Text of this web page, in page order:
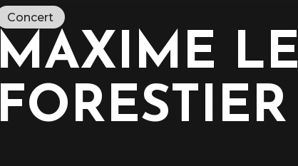
Concert
MAXIME LE
FORESTIER